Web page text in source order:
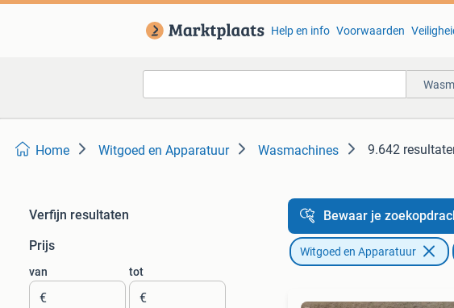
Help en info Voorwaarden
Home Witgoed en Apparatuur Wasmachines 9.642
Verfijn resultaten
Prijs
van
€
tot
€
Bewaar je
Witgoed en Apparatuur